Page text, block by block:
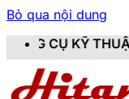
Bỏ qua nội dung
HITAMI -